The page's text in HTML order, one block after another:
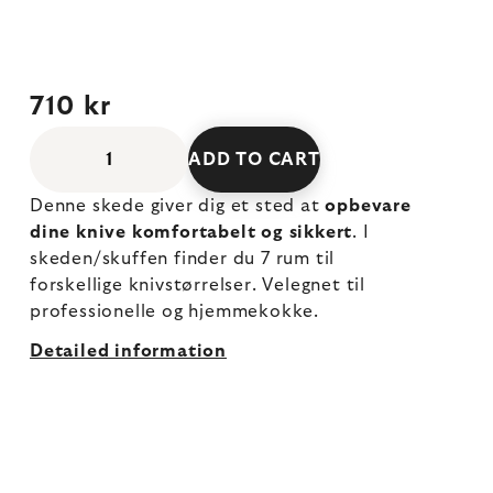
710 kr
ADD TO CART
Denne skede giver dig et sted atopbevare
dine knive komfortabelt og sikkert. I
skeden/skuffen finder du 7 rum til
forskellige knivstørrelser. Velegnet til
professionelle og hjemmekokke.
Detailed information